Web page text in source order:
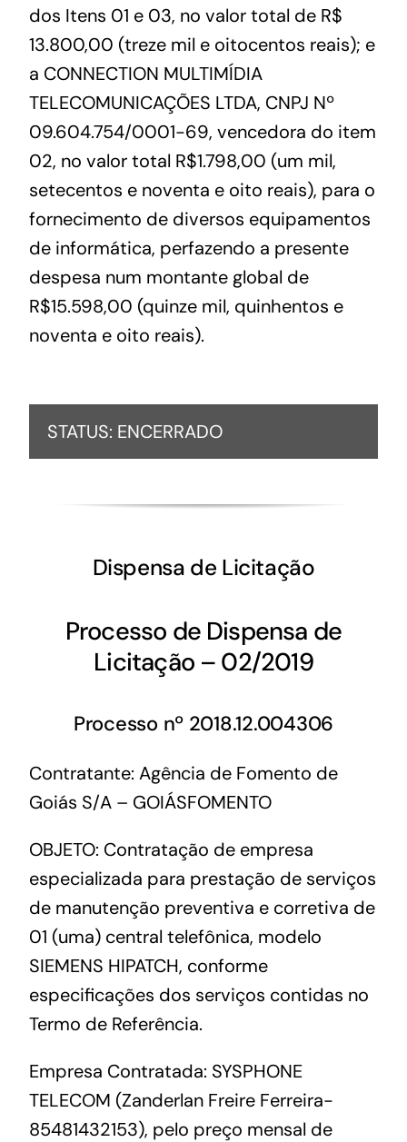
dos Itens 01 e 03, no valor total de R$
13.800,00 (treze mil e oitocentos reais); e
a CONNECTION MULTIMÍDIA
TELECOMUNICAÇÕES LTDA, CNPJ Nº
09.604.754/0001-69, vencedora do item
02, no valor total R$1.798,00 (um mil,
setecentos e noventa e oito reais), para o
fornecimento de diversos equipamentos
de informática, perfazendo a presente
despesa num montante global de
R$15.598,00 (quinze mil, quinhentos e
noventa e oito reais).
STATUS: ENCERRADO
Dispensa de Licitação
Processo de Dispensa de
Licitação – 02/2019
Processo nº 2018.12.004306
Contratante: Agência de Fomento de
Goiás S/A – GOIÁSFOMENTO
OBJETO: Contratação de empresa
especializada para prestação de serviços
de manutenção preventiva e corretiva de
01 (uma) central telefônica, modelo
SIEMENS HIPATCH, conforme
especificações dos serviços contidas no
Termo de Referência.
Empresa Contratada: SYSPHONE
TELECOM (Zanderlan Freire Ferreira-
85481432153), pelo preço mensal de